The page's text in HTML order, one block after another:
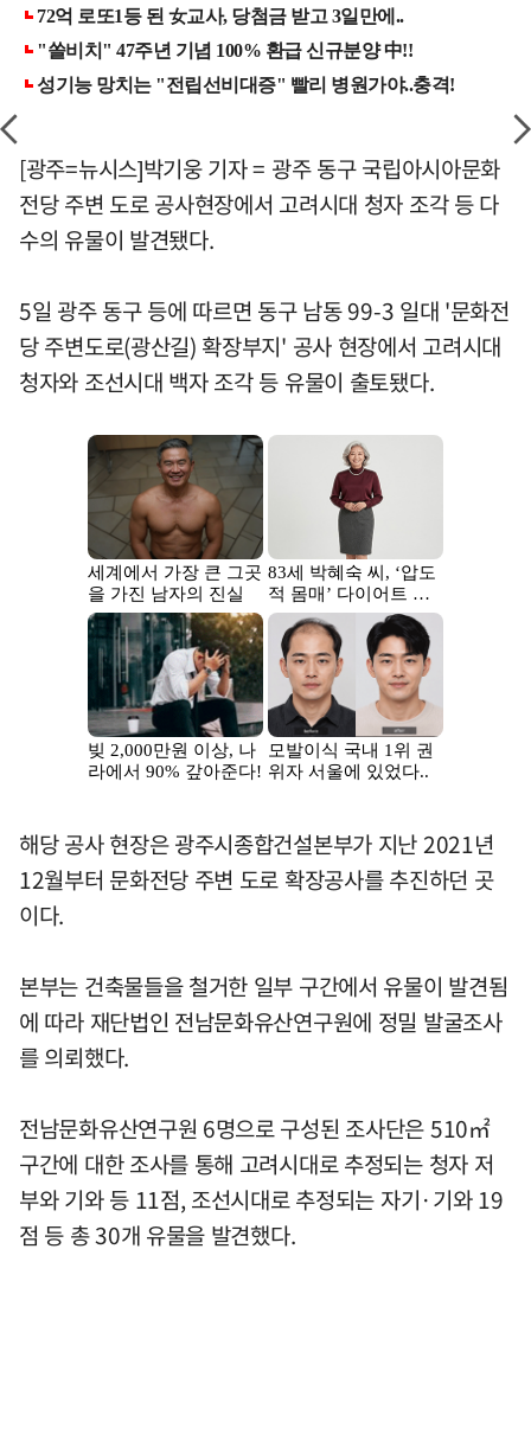
[광주=뉴시스]박기웅 기자 = 광주 동구 국립아시아문화
전당 주변 도로 공사현장에서 고려시대 청자 조각 등 다
수의 유물이 발견됐다.
5일 광주 동구 등에 따르면 동구 남동 99-3 일대 '문화전
당 주변도로(광산길) 확장부지' 공사 현장에서 고려시대
청자와 조선시대 백자 조각 등 유물이 출토됐다.
해당 공사 현장은 광주시종합건설본부가 지난 2021년
12월부터 문화전당 주변 도로 확장공사를 추진하던 곳
이다.
본부는 건축물들을 철거한 일부 구간에서 유물이 발견됨
에 따라 재단법인 전남문화유산연구원에 정밀 발굴조사
를 의뢰했다.
전남문화유산연구원 6명으로 구성된 조사단은 510㎡
구간에 대한 조사를 통해 고려시대로 추정되는 청자 저
부와 기와 등 11점, 조선시대로 추정되는 자기·기와 19
점 등 총 30개 유물을 발견했다.